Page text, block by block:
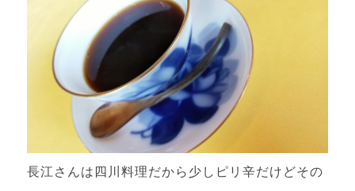
長江さんは四川料理だから少しピリ辛だけどその